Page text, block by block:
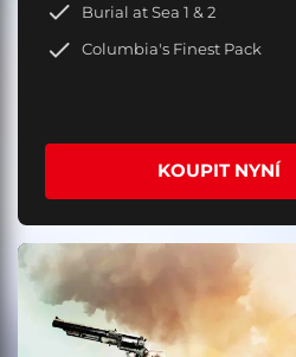
Burial at Sea 1 & 2
Columbia's Finest Pack
KOUPIT NYNÍ